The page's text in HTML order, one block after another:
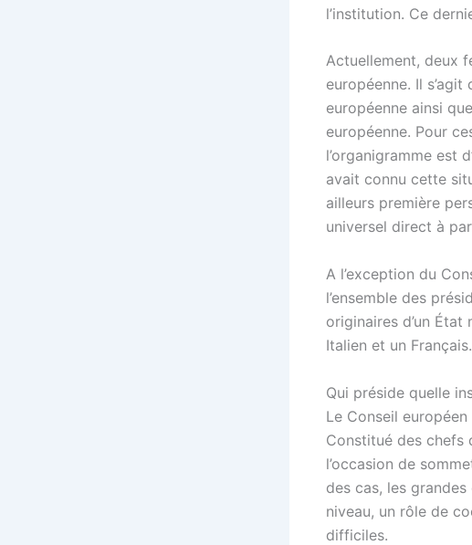
l’institution. Ce
Actuellement, deux
européenne. Il
européenne ainsi
européenne. Pour
l’organigramme est
avait connu cette
ailleurs première
universel direct à
A l’exception du
l’ensemble des
originaires d’un État
Italien et un Français.
Qui préside quelle
Le Conseil européen
Constitué des chefs
l’occasion de
des cas, les
niveau, un rôle de
difficiles.